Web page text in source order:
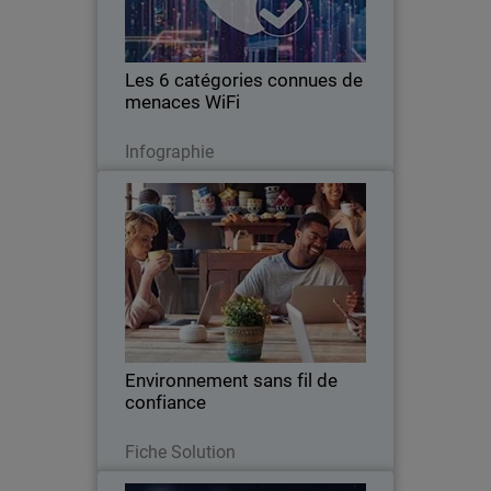
Les 6 catégories connues de
menaces WiFi
Infographie
Thumbnail
Environnement sans fil de
confiance
Fiche Solution
Environnement sans fil de
confiance
Découvrez la simplicité de la sécurité
réseau Wi-Fi grâce à l'environnement
sans fil fiable de WatchGuard.